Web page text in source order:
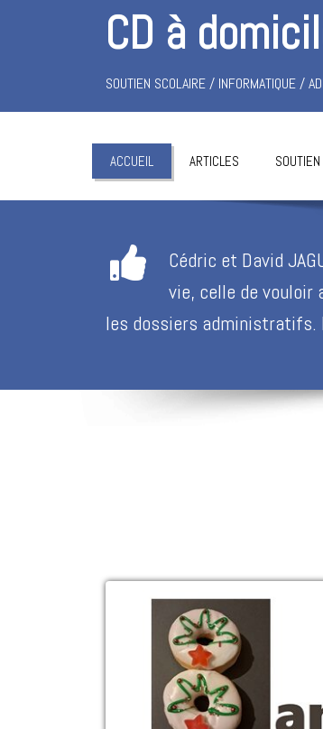
CD à
SOUTIEN SCOLAIRE / INFORMATIQUE /
ACCUEIL ARTICLES
Cédric et David
vie, celle de vouloir
les dossiers administratifs.